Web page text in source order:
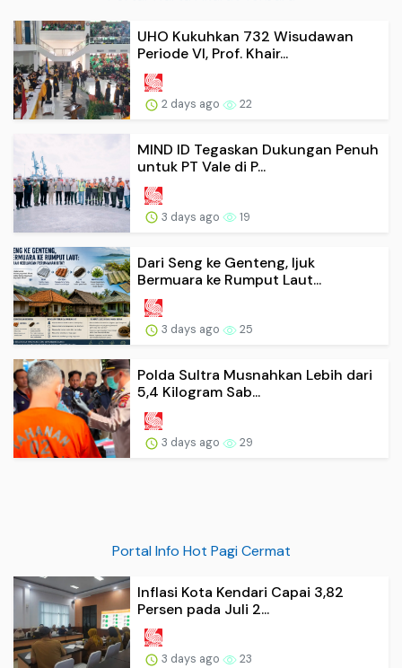
UHO Kukuhkan 732 Wisudawan
Periode VI, Prof. Khair...
2 days ago 22
MIND ID Tegaskan Dukungan Penuh
untuk PT Vale di P...
3 days ago 19
Dari Seng ke Genteng, Ijuk
Bermuara ke Rumput Laut...
3 days ago 25
Polda Sultra Musnahkan Lebih dari
5,4 Kilogram Sab...
3 days ago 29
Portal Info Hot Pagi Cermat
Inflasi Kota Kendari Capai 3,82
Persen pada Juli 2...
3 days ago 23